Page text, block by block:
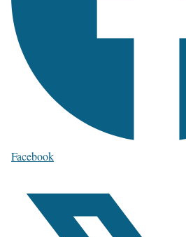
Facebook